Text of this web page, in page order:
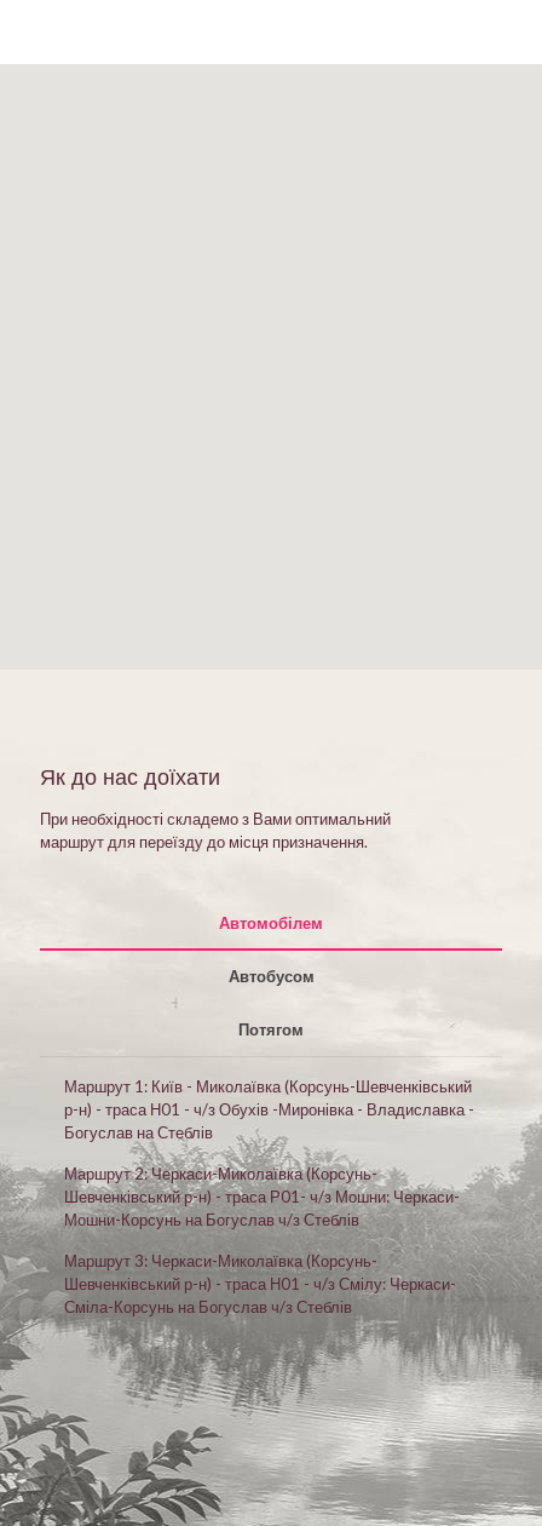
Як до нас доїхати
При необхідності складемо з Вами оптимальний
маршрут для переїзду до місця призначення.
Автомобілем
Автобусом
Потягом
Маршрут 1: Київ - Миколаївка (Корсунь-Шевченківський
р-н) - траса Н01 - ч/з Обухів -Миронівка - Владиславка -
Богуслав на Стеблів
Маршрут 2: Черкаси-Миколаївка (Корсунь-
Шевченківський р-н) - траса Р01- ч/з Мошни: Черкаси-
Мошни-Корсунь на Богуслав ч/з Стеблів
Маршрут 3: Черкаси-Миколаївка (Корсунь-
Шевченківський р-н) - траса Н01 - ч/з Смілу: Черкаси-
Сміла-Корсунь на Богуслав ч/з Стеблів